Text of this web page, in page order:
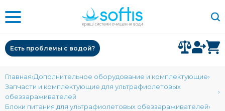
Есть проблемы с водой?
Главная Дополнительное оборудование и комплектующие
Запчасти и комплектующие для ультрафиолетовых
обеззараживателей
Блоки питания для ультрафиолетовых обеззараживателей